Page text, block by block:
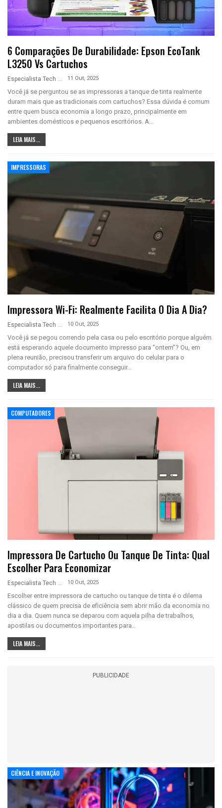
6 Comparações De Durabilidade: Epson EcoTank
L3250 Vs Cartuchos
Especialista Tech 11 Out, 2025
Você já se perguntou se as impressoras a tanque de tinta realmente
duram mais que as tradicionais com cartuchos? Essa dúvida é comum
entre quem busca economia a longo prazo, principalmente em
ambientes domésticos e pequenos escritórios. A…
LEIA MAIS...
IMPRESSORAS
Impressora Wi-Fi: Realmente Facilita O Dia A Dia?
Especialista Tech 10 Out, 2025
Você já se pegou correndo pela casa ou pelo escritório porque alguém
está esperando aquele documento impresso para “ontem”? Ou, em
plena reunião, precisou transferir um arquivo do celular para o
computador só para finalmente conseguir…
LEIA MAIS...
COMPUTADORES
Impressora De Cartucho Ou Tanque De Tinta: Qual
Escolher Para Economizar
Especialista Tech 10 Out, 2025
Escolher entre impressora de cartucho ou tanque de tinta é o dilema
clássico de quem precisa de eficiência sem abrir mão da economia no
dia a dia. Quem nunca se deparou com aquela pilha de trabalhos,
apostilas ou documentos importantes para…
LEIA MAIS...
PUBLICIDADE
CIÊNCIA E INOVAÇÃO